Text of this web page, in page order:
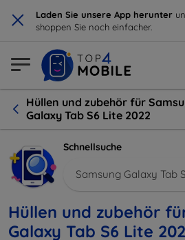
× Laden Sie unsere App herunter
shoppen Sie noch einfacher.
Hüllen und zubehör für
Galaxy Tab S6 Lite 2022
Schnellsuche
Samsung Galaxy Tab
Hüllen und zubehör
Galaxy Tab S6 Lite